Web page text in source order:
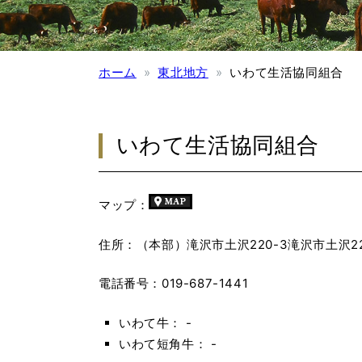
ホーム 東北地方 いわて生活協同組合
いわて生活協同組合
マップ：
住所：（本部）滝沢市土沢220-3滝沢市土沢
電話番号：019-687-1441
いわて牛： -
いわて短角牛： -